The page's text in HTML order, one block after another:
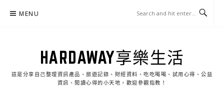
MENU
HARDAWAY享樂生活
這是分享自己整理資訊產品、旅遊記錄、財經資料、吃吃喝喝、試用心得、公益
資訊、閱讀心得的小天地，歡迎參觀指教！